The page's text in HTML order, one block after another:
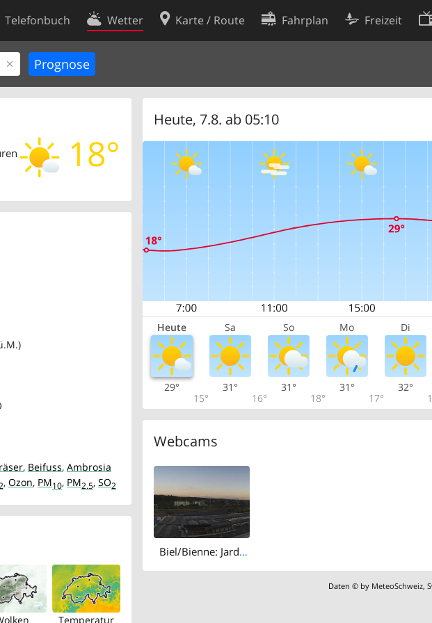
Telefonbuch Wetter Karte / Route Fahrplan Freizeit
18°
, Beifuss, Ambrosia
2, Ozon, PM10, PM2.5, SO2
Temperatur
Heute, 7.8. ab 05:10
Heute Sa So Mo Di
29°
15°
31°
16°
31°
18°
31°
17°
32°
Webcams
Biel/Bienne: Jardin du paradis: Energie Service Biel
Daten © by MeteoSchweiz,
Kontakt
Nutzungsbedingungen
Cookie-Einstellungen